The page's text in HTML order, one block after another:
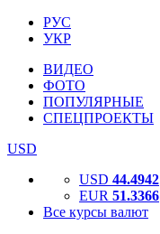
РУС
УКР
ВИДЕО
ФОТО
ПОПУЛЯРНЫЕ
СПЕЦПРОЕКТЫ
USD
USD 44.4942
EUR 51.3366
Все курсы валют